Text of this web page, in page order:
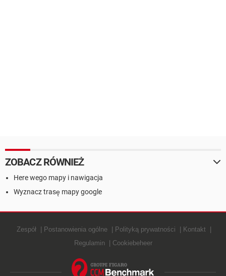
ZOBACZ RÓWNIEŻ
Here wego mapy i nawigacja
Wyznacz trasę mapy google
Zespół Postanowienia ogólne Polityką prywatności
Kontakt
Regulamin
Cookiebeheer